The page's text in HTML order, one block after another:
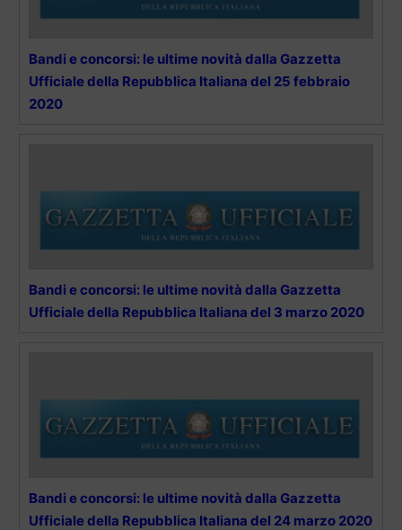
Bandi e concorsi: le ultime novità dalla Gazzetta
Ufficiale della Repubblica Italiana del 25 febbraio
2020
Bandi e concorsi: le ultime novità dalla Gazzetta
Ufficiale della Repubblica Italiana del 3 marzo 2020
Bandi e concorsi: le ultime novità dalla Gazzetta
Ufficiale della Repubblica Italiana del 24 marzo 2020